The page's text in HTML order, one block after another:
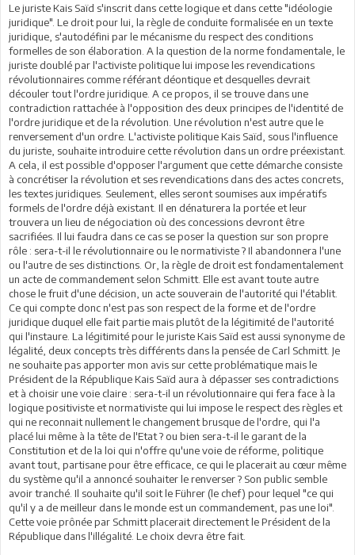
Le juriste Kais Saïd s'inscrit dans cette logique et dans cette "idéologie
juridique". Le droit pour lui, la règle de conduite formalisée en un texte
juridique, s'autodéfini par le mécanisme du respect des conditions
formelles de son élaboration. A la question de la norme fondamentale, le
juriste doublé par l'activiste politique lui impose les revendications
révolutionnaires comme référant déontique et desquelles devrait
découler tout l'ordre juridique. A ce propos, il se trouve dans une
contradiction rattachée à l'opposition des deux principes de l'identité de
l'ordre juridique et de la révolution. Une révolution n'est autre que le
renversement d'un ordre. L'activiste politique Kais Saïd, sous l'influence
du juriste, souhaite introduire cette révolution dans un ordre préexistant.
A cela, il est possible d'opposer l'argument que cette démarche consiste
à concrétiser la révolution et ses revendications dans des actes concrets,
les textes juridiques. Seulement, elles seront soumises aux impératifs
formels de l'ordre déjà existant. Il en dénaturera la portée et leur
trouvera un lieu de négociation où des concessions devront être
sacrifiées. Il lui faudra dans ce cas se poser la question sur son propre
rôle : sera-t-il le révolutionnaire ou le normativiste ? Il abandonnera l'une
ou l'autre de ses distinctions. Or, la règle de droit est fondamentalement
un acte de commandement selon Schmitt. Elle est avant toute autre
chose le fruit d'une décision, un acte souverain de l'autorité qui l'établit.
Ce qui compte donc n'est pas son respect de la forme et de l'ordre
juridique duquel elle fait partie mais plutôt de la légitimité de l'autorité
qui l'instaure. La légitimité pour le juriste Kais Saïd est aussi synonyme de
légalité, deux concepts très différents dans la pensée de Carl Schmitt. Je
ne souhaite pas apporter mon avis sur cette problématique mais le
Président de la République Kais Saïd aura à dépasser ses contradictions
et à choisir une voie claire : sera-t-il un révolutionnaire qui fera face à la
logique positiviste et normativiste qui lui impose le respect des règles et
qui ne reconnait nullement le changement brusque de l'ordre, qui l'a
placé lui même à la tête de l'Etat ? ou bien sera-t-il le garant de la
Constitution et de la loi qui n'offre qu'une voie de réforme, politique
avant tout, partisane pour être efficace, ce qui le placerait au cœur même
du système qu'il a annoncé souhaiter le renverser ? Son public semble
avoir tranché. Il souhaite qu'il soit le Führer (le chef) pour lequel "ce qui
qu'il y a de meilleur dans le monde est un commandement, pas une loi".
Cette voie prônée par Schmitt placerait directement le Président de la
République dans l'illégalité. Le choix devra être fait.